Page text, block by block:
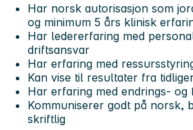
Har norsk autorisasjon som
og minimum 5 års klinisk
Har ledererfaring med
driftsansvar
Har erfaring med
Kan vise til resultater fra
Har erfaring med endrings- og
Kommuniserer godt på norsk,
skriftlig